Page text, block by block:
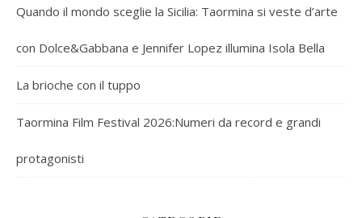
Quando il mondo sceglie la Sicilia: Taormina si veste d’arte
con Dolce&Gabbana e Jennifer Lopez illumina Isola Bella
La brioche con il tuppo
Taormina Film Festival 2026:Numeri da record e grandi
protagonisti